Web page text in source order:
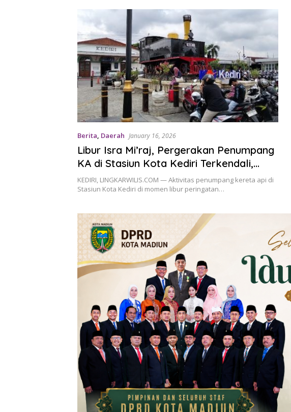
Berita, Daerah January 16, 2026
Libur Isra Mi’raj, Pergerakan Penumpang
KA di Stasiun Kota Kediri Terkendali,
Puncak Capai 2.843 Orang
KEDIRI, LINGKARWILIS.COM — Aktivitas penumpang kereta api di
Stasiun Kota Kediri di momen libur peringatan…